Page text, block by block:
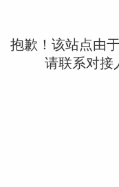
抱歉！该站点由
请联系对接